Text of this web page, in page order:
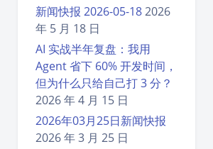
新闻快报 2026-05-182026
年 5 月 18 日
AI 实战半年复盘：我用
Agent 省下 60% 开发时间，
但为什么只给自己打 3 分？
2026 年 4 月 15 日
2026年03月25日新闻快报
2026 年 3 月 25 日